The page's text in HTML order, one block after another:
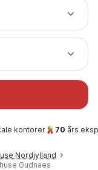
kontorer 70 års
Nordjylland
Gudnaes